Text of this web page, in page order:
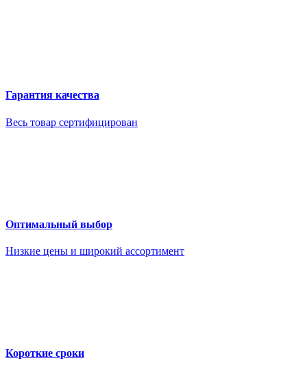
Гарантия качества
Весь товар сертифицирован
Оптимальный выбор
Низкие цены и широкий ассортимент
Короткие сроки